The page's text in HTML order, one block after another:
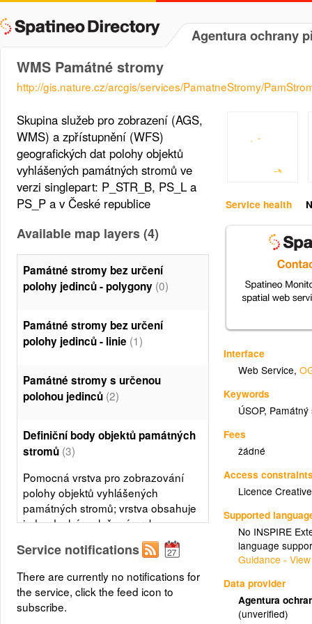
Agentura ochrany
WMS Památné stromy
http://gis.nature.cz/arcgis/services/PamatneStromy/
Service health
Interface
Web Service,
Keywords
ÚSOP,
Fees
žádné
Access
Licence
Supported
No INSPIRE
language
Guidance -
Data provider
Agentura
(unverified)
Skupina služeb pro zobrazení (AGS,
WMS) a zpřístupnění (WFS)
geografických dat polohy objektů
vyhlášených památných stromů ve
verzi singlepart: P_STR_B, PS_L a
PS_P a v České republice
Available map layers (4)
Památné stromy bez určení
polohy jedinců - polygony (0)
Památné stromy bez určení
polohy jedinců - linie (1)
Památné stromy s určenou
polohou jedinců (2)
Definiční body objektů památných
stromů (3)
Pomocná vrstva pro zobrazování
polohy objektů vyhlášených
památných stromů; vrstva obsahuje
jednoduché a složené prvky
(Singlepart and Multipart Features);
© AOPK ČR
Service notifications
There are currently no notifications for
the service, click the feed icon to
subscribe.